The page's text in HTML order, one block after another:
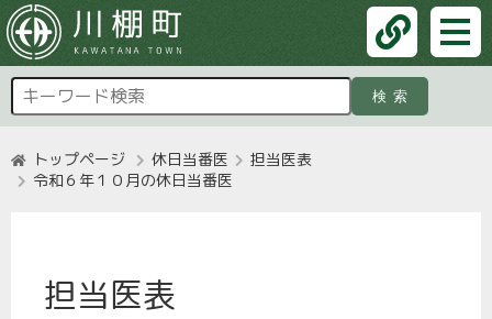
検索
トップページ 休日当番医
担当医表
令和６年１０月の休日当番医
担当医表